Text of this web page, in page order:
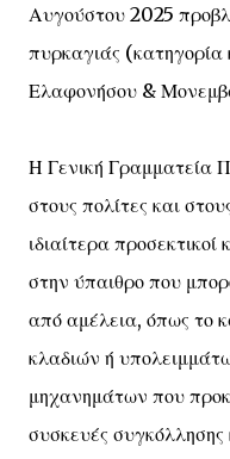
Αυγούστου 2025
πυρκαγιάς (κατηγορία
Ελαφονήσου &
Η Γενική Γραμματεία
στους πολίτες και
ιδιαίτερα
στην ύπαιθρο που
από αμέλεια, όπως το
κλαδιών ή
μηχανημάτων που
συσκευές